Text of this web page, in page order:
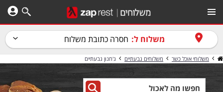
משלוח ל: חסרה כתובת משלוח
משלוחי אוכל כשר משלוחים גבעתיים ג'חנון גבעתיים